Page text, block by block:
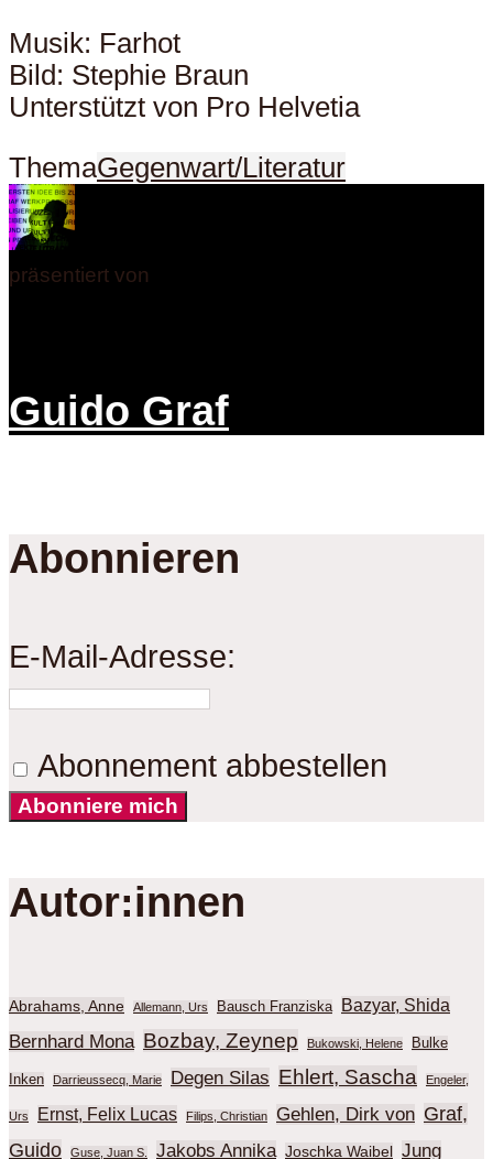
Musik: Farhot
Bild: Stephie Braun
Unterstützt von Pro Helvetia
ThemaGegenwart/Literatur
präsentiert von
Guido Graf
Abonnieren
E-Mail-Adresse:
Abonnement abbestellen
Abonniere mich
Autor:innen
Abrahams, Anne Allemann, Urs Bausch Franziska Bazyar, Shida
Bernhard Mona Bozbay, Zeynep Bukowski, Helene Bulke
Inken Darrieussecq, Marie Degen Silas Ehlert, Sascha Engeler,
Urs Ernst, Felix Lucas Filips, Christian Gehlen, Dirk von Graf,
Guido
Guse, Juan S. Jakobs Annika Joschka Waibel Jung